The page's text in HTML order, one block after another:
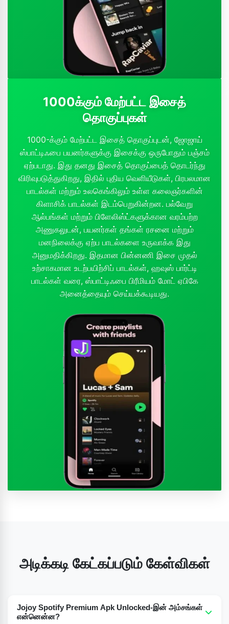
1000க்கும் மேற்பட்ட இசைத்
தொகுப்புகள்
1000-க்கும் மேற்பட்ட இசைத் தொகுப்புடன், ஜோஜாய்
ஸ்பாட்டிஃபை பயனர்களுக்கு இசைக்கு ஒருபோதும் பஞ்சம்
ஏற்படாது. இது தனது இசைத் தொகுப்பைத் தொடர்ந்து
விரிவுபடுத்துகிறது, இதில் புதிய வெளியீடுகள், பிரபலமான
பாடல்கள் மற்றும் உலகெங்கிலும் உள்ள கலைஞர்களின்
கிளாசிக் பாடல்கள் இடம்பெறுகின்றன. பல்வேறு
ஆல்பங்கள் மற்றும் பிளேலிஸ்ட்களுக்கான வரம்பற்ற
அணுகலுடன், பயனர்கள் தங்கள் ரசனை மற்றும்
மனநிலைக்கு ஏற்ப பாடல்களை உருவாக்க இது
அனுமதிக்கிறது. இதமான பின்னணி இசை முதல்
உற்சாகமான உடற்பயிற்சிப் பாடல்கள், ஹவுஸ் பார்ட்டி
பாடல்கள் வரை, ஸ்பாட்டிஃபை பிரீமியம் மோட் ஏபிகே
அனைத்தையும் செய்யக்கூடியது.
அடிக்கடி கேட்கப்படும் கேள்விகள்
Jojoy Spotify Premium Apk Unlocked-இன் அம்சங்கள்
என்னென்ன?